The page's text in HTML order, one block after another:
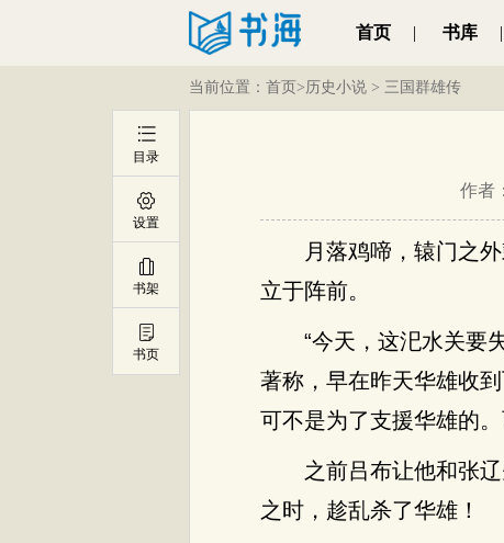
首页 | 书库 |
当前位置： 首页 >历史小说 > 三国群雄传
目录
设置
书架
书页
作者
月落鸡啼，辕门之
立于阵前。
“今天，这汜水关要
著称，早在昨天华雄收
可不是为了支援华雄的
之前吕布让他和张
之时，趁乱杀了华雄！